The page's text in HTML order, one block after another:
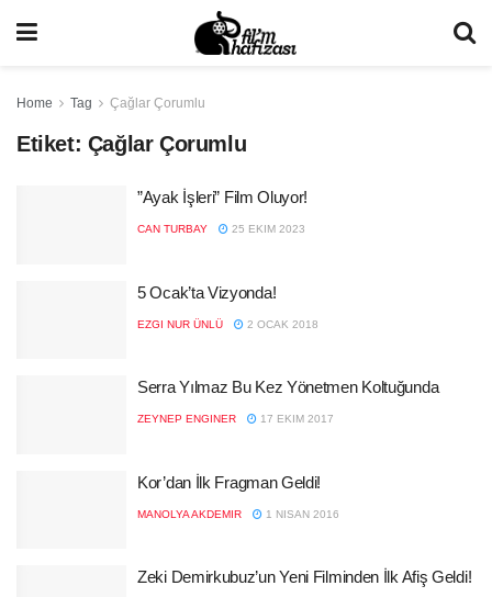
Home Tag Çağlar Çorumlu
Etiket: Çağlar Çorumlu
”Ayak İşleri” Film Oluyor!
CAN TURBAY 25 EKIM 2023
5 Ocak’ta Vizyonda!
EZGI NUR ÜNLÜ 2 OCAK 2018
Serra Yılmaz Bu Kez Yönetmen Koltuğunda
ZEYNEP ENGINER 17 EKIM 2017
Kor’dan İlk Fragman Geldi!
MANOLYA AKDEMIR 1 NISAN 2016
Zeki Demirkubuz’un Yeni Filminden İlk Afiş Geldi!